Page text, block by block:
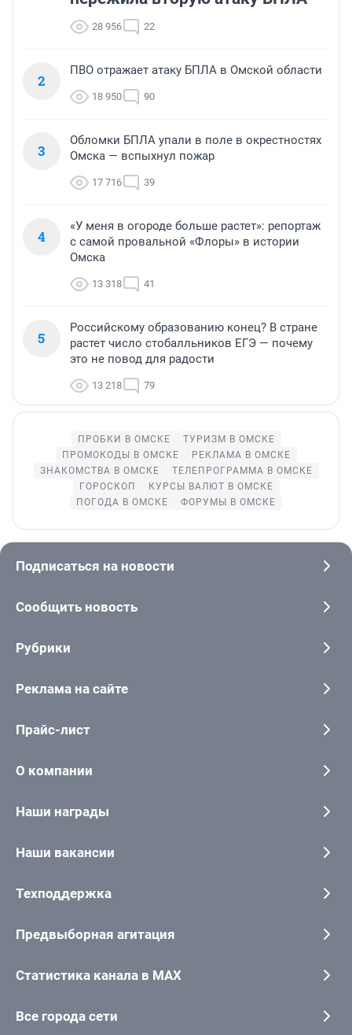
28 956 22
2
ПВО отражает атаку БПЛА в Омской области
18 950 90
3
Обломки БПЛА упали в поле в окрестностях
Омска — вспыхнул пожар
17 716 39
4
«У меня в огороде больше растет»: репортаж
с самой провальной «Флоры» в истории
Омска
13 318 41
5
Российскому образованию конец? В стране
растет число стобалльников ЕГЭ — почему
это не повод для радости
13 218 79
ПРОБКИ В ОМСКЕ
ТУРИЗМ В ОМСКЕ
ПРОМОКОДЫ В ОМСКЕ
РЕКЛАМА В ОМСКЕ
ЗНАКОМСТВА В ОМСКЕ
ТЕЛЕПРОГРАММА В ОМСКЕ
ГОРОСКОП
КУРСЫ ВАЛЮТ В ОМСКЕ
ПОГОДА В ОМСКЕ
ФОРУМЫ В ОМСКЕ
Подписаться на новости
Сообщить новость
Рубрики
Реклама на сайте
Прайс-лист
О компании
Наши награды
Наши вакансии
Техподдержка
Предвыборная агитация
Статистика канала в MAX
Все города сети